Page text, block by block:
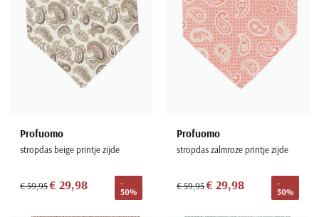
Profuomo
stropdas beige printje zijde
€ 59,95€ 29,98
-
50%
Profuomo
stropdas zalmroze printje zijde
€ 59,95€ 29,98
-
50%